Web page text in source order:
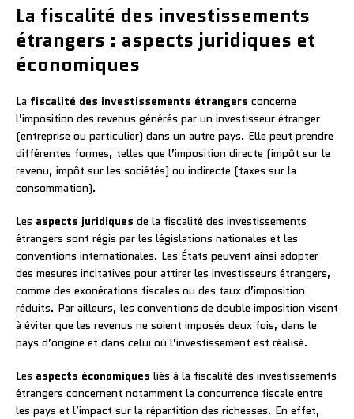
La fiscalité des investissements
étrangers : aspects juridiques et
économiques
La fiscalité des investissements étrangers concerne
l’imposition des revenus générés par un investisseur étranger
(entreprise ou particulier) dans un autre pays. Elle peut prendre
différentes formes, telles que l’imposition directe (impôt sur le
revenu, impôt sur les sociétés) ou indirecte (taxes sur la
consommation).
Les aspects juridiques de la fiscalité des investissements
étrangers sont régis par les législations nationales et les
conventions internationales. Les États peuvent ainsi adopter
des mesures incitatives pour attirer les investisseurs étrangers,
comme des exonérations fiscales ou des taux d’imposition
réduits. Par ailleurs, les conventions de double imposition visent
à éviter que les revenus ne soient imposés deux fois, dans le
pays d’origine et dans celui où l’investissement est réalisé.
Les aspects économiques liés à la fiscalité des investissements
étrangers concernent notamment la concurrence fiscale entre
les pays et l’impact sur la répartition des richesses. En effet,